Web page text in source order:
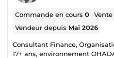
Commande en cours0
Vendeur depuis Mai 2026
Consultant Finance,
17+ ans, environnement